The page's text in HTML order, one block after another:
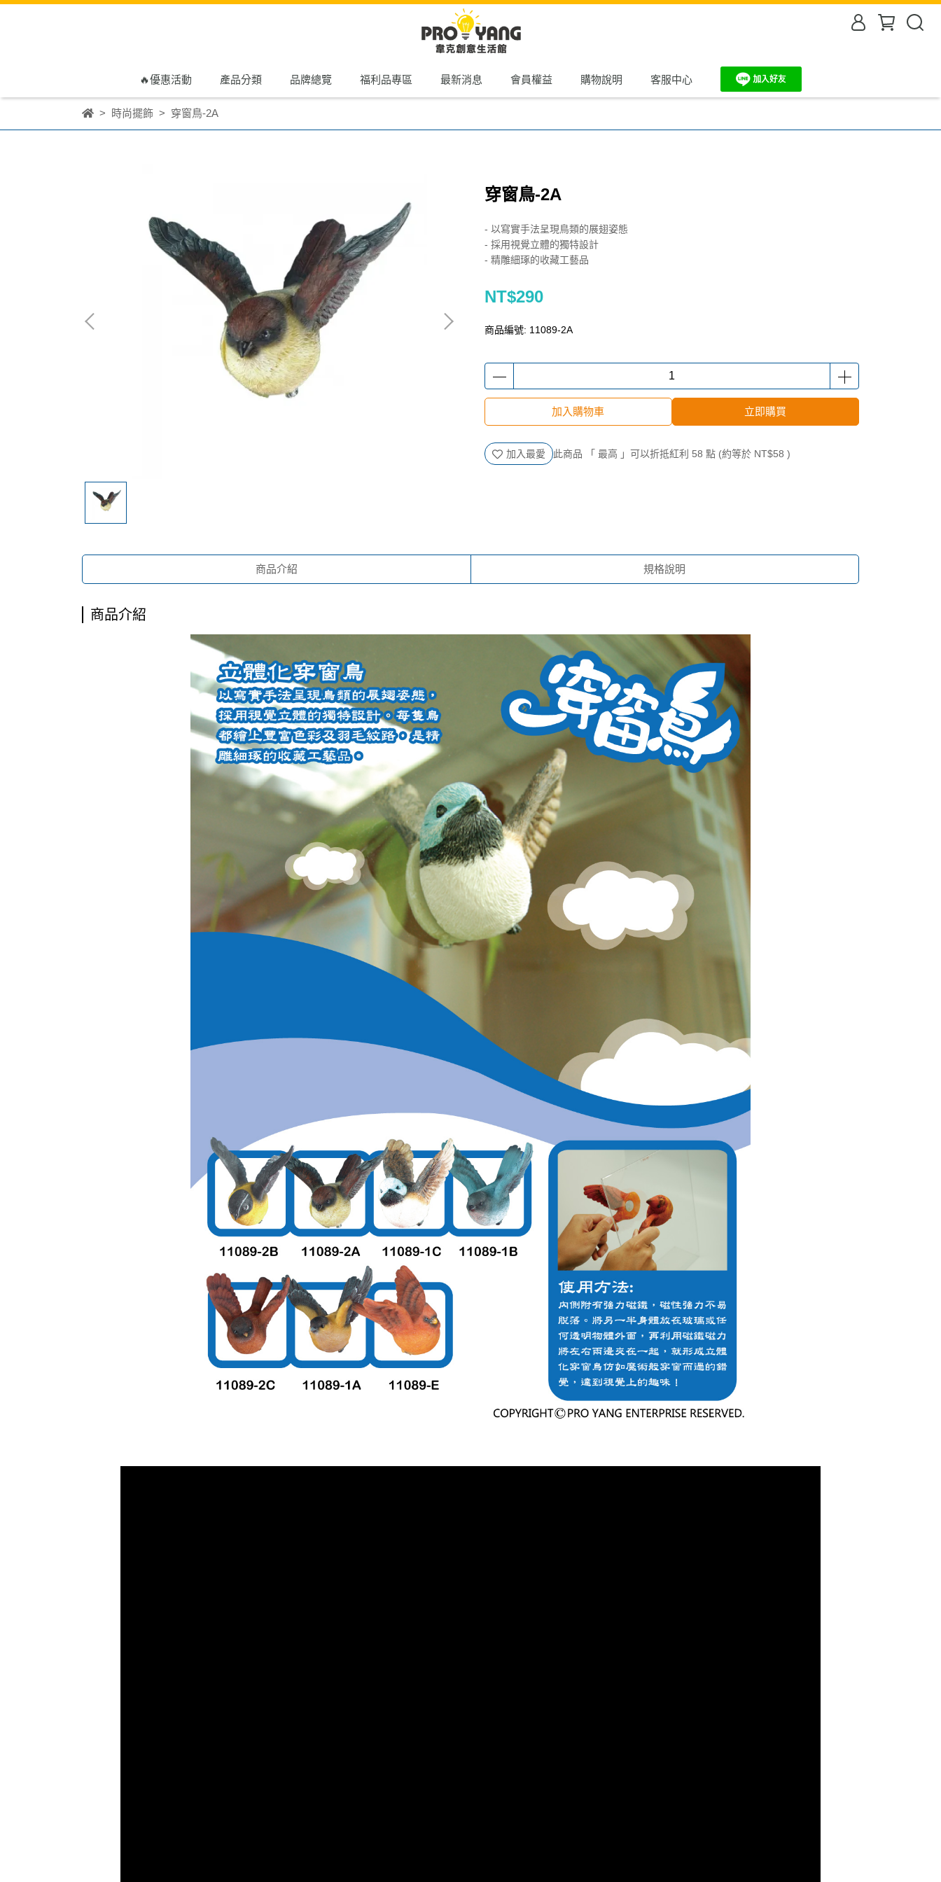
🔥優惠活動 產品分類 品牌總覽 福利品專區 最新消息 會員權益 購物說明 客服中心
時尚擺飾 穿窗鳥-2A
穿窗鳥-2A
- 以寫實手法呈現鳥類的展翅姿態
- 採用視覺立體的獨特設計
- 精雕細琢的收藏工藝品
NT$290
商品編號: 11089-2A
加入購物車 立即購買
加入最愛 此商品 「 最高 」可以折抵紅利 58 點 (約等於 NT$58 )
商品介紹 規格說明
商品介紹